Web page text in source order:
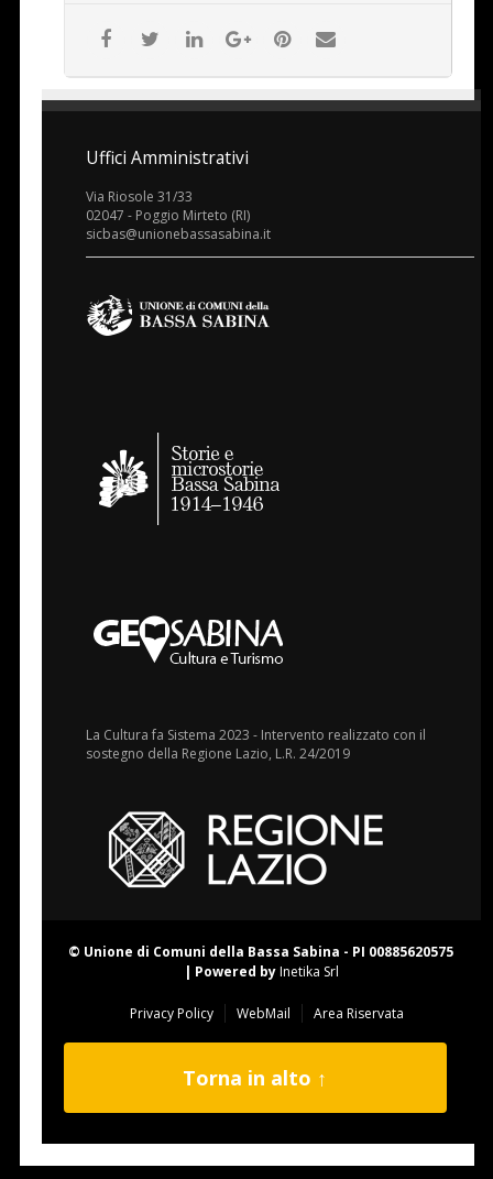
Uffici Amministrativi
Via Riosole 31/33
02047 - Poggio Mirteto (RI)
sicbas@unionebassasabina.it
La Cultura fa Sistema 2023 - Intervento realizzato con il
sostegno della Regione Lazio, L.R. 24/2019
© Unione di Comuni della Bassa Sabina - PI 00885620575
| Powered byInetika Srl
Privacy Policy WebMail Area Riservata
Torna in alto ↑